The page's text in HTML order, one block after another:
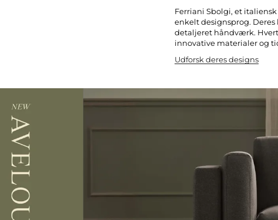
Ferriani Sbolgi, et
enkelt designsprog.
detaljeret håndværk.
innovative materialer og
Udforsk deres designs